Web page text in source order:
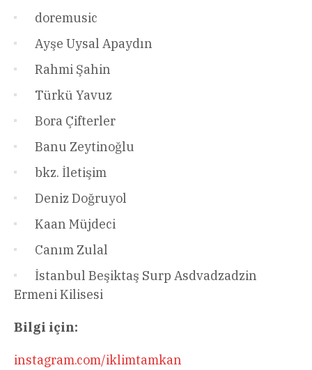
doremusic
Ayşe Uysal Apaydın
Rahmi Şahin
Türkü Yavuz
Bora Çifterler
Banu Zeytinoğlu
bkz. İletişim
Deniz Doğruyol
Kaan Müjdeci
Canım Zulal
İstanbul Beşiktaş Surp Asdvadzadzin
Ermeni Kilisesi
Bilgi için:
instagram.com/iklimtamkan